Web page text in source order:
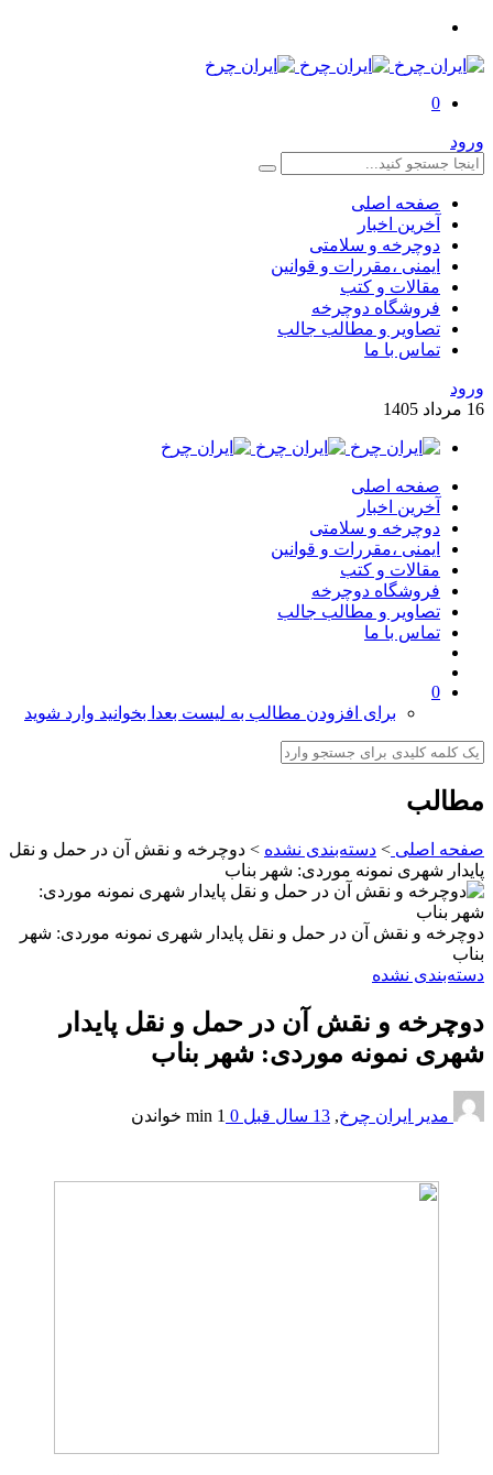
0
ورود
صفحه اصلی
آخرین اخبار
دوچرخه و سلامتی
ایمنی ،مقررات و قوانین
مقالات و کتب
فروشگاه دوچرخه
تصاویر و مطالب جالب
تماس با ما
ورود
16 مرداد 1405
صفحه اصلی
آخرین اخبار
دوچرخه و سلامتی
ایمنی ،مقررات و قوانین
مقالات و کتب
فروشگاه دوچرخه
تصاویر و مطالب جالب
تماس با ما
0
برای افزودن مطالب به لیست بعدا بخوانید وارد شوید
مطالب
صفحه اصلی > دسته‌بندی نشده > دوچرخه و نقش آن در حمل و نقل
پایدار شهری نمونه موردی: شهر بناب
دوچرخه و نقش آن در حمل و نقل پایدار شهری نمونه موردی: شهر
بناب
دسته‌بندی نشده
دوچرخه و نقش آن در حمل و نقل پایدار
شهری نمونه موردی: شهر بناب
مدیر ایران چرخ, 13 سال قبل 0
1 min خواندن